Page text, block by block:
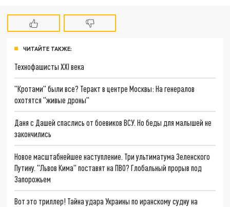
ЧИТАЙТЕ ТАКЖЕ:
Технофашисты XXI века
"Кротами" были все? Теракт в центре Москвы: На генералов
охотятся "живые дроны"
Даня с Дашей спаслись от боевиков ВСУ. Но беды для малышей не
закончились
Новое масштабнейшее наступление. Три ультиматума Зеленского
Путину. "Львов Кима" поставят на ПВО? Глобальный прорыв под
Запорожьем
Вот это триллер! Тайна удара Украины по иранскому судну на